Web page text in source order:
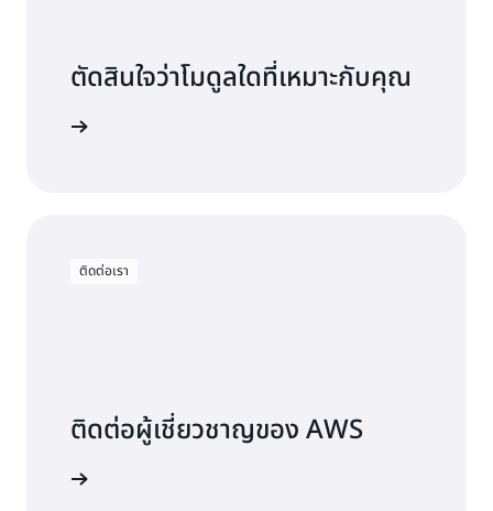
ตัดสินใจว่าโมดูลใดที่เหมาะกับคุณ
ติดต่อเรา
ติดต่อผู้เชี่ยวชาญของ AWS